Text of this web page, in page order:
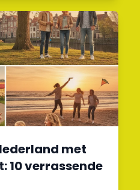
met
10 verrassende